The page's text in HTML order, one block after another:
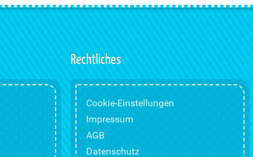
Rechtliches
Cookie-Einstellungen
Impressum
AGB
Datenschutz